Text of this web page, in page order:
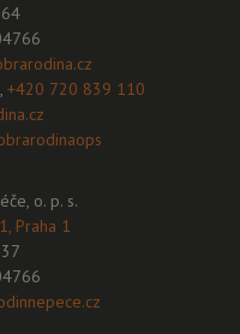
, +420 720 839 110
o. p. s.
Praha 1